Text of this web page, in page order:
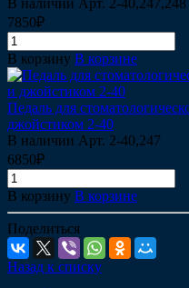
7850₽
В корзину В корзине
Педаль для
джойстиком 2-40
В наличии Арт. 2-40,247
6850₽
В корзину В корзине
Поделиться
Назад к списку